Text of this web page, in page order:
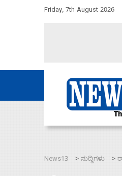
Friday, 7th August 2026
ಸದನ ನಡೆಸಲು ಬಿಡೆವು:
News13 > ಸುದ್ದಿಗಳು >